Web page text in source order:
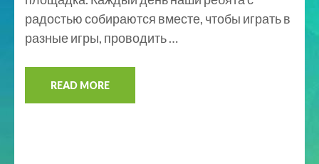
радостью собираются вместе, чтобы играть в
разные игры, проводить …
READ MORE